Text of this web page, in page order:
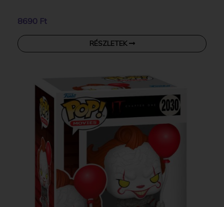
8690 Ft
RÉSZLETEK